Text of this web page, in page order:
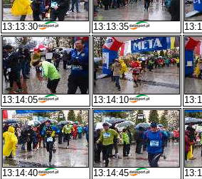
13:13:30 13:13:35
13:14:05 13:14:10
13:14:40 13:14:45